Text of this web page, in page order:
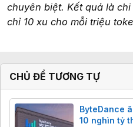
chuyên biệt. Kết quả là
chỉ 10 xu cho mỗi triệu
CHỦ ĐỀ TƯƠNG TỰ
ByteDance
10 nghìn tỷ